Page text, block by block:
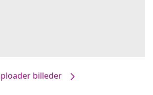
billeder